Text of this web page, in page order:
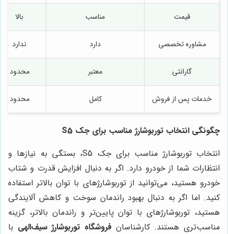
قیمت مناسب بالا
مشاوره تخصصی دارد ندارد
گارانتی معتبر محدود
خدمات پس از فروش کامل محدود
چگونگی انتخاب توربوشارژ مناسب برای جک S5
انتخاب توربوشارژ مناسب برای جک S5، بستگی به نیازها و
انتظارات شما از خودرو دارد. اگر به دنبال افزایش قدرت و شتاب
خودرو هستید، می‌توانید از توربوشارژهای با توان بالاتر استفاده
کنید. اما اگر به دنبال بهبود راندمان سوخت و کاهش آلایندگی
هستید، توربوشارژهای با توان پایین‌تر و راندمان بالاتر، گزینه
مناسب‌تری هستند. کارشناسان فروشگاه توربوشارژ سیف‌الهی با